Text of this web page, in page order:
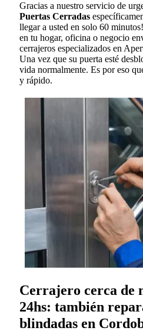
Gracias a nuestro servicio de
Puertas Cerradas
llegar a usted en solo 60
en tu hogar, oficina o negocio
cerrajeros especializados en
Una vez que su puerta esté
vida normalmente. Es por eso
y rápido.
Cerrajero cerca de
24hs: también
blindadas en